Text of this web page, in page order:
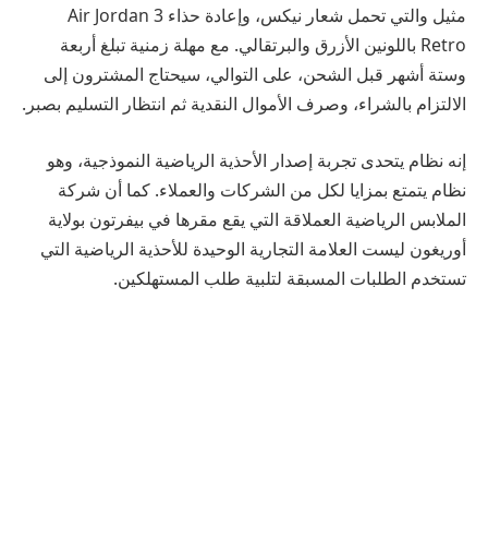
مثيل والتي تحمل شعار نيكس، وإعادة حذاء Air Jordan 3
Retro باللونين الأزرق والبرتقالي. مع مهلة زمنية تبلغ أربعة
وستة أشهر قبل الشحن، على التوالي، سيحتاج المشترون إلى
الالتزام بالشراء، وصرف الأموال النقدية ثم انتظار التسليم بصبر.
إنه نظام يتحدى تجربة إصدار الأحذية الرياضية النموذجية، وهو
نظام يتمتع بمزايا لكل من الشركات والعملاء. كما أن شركة
الملابس الرياضية العملاقة التي يقع مقرها في بيفرتون بولاية
أوريغون ليست العلامة التجارية الوحيدة للأحذية الرياضية التي
تستخدم الطلبات المسبقة لتلبية طلب المستهلكين.